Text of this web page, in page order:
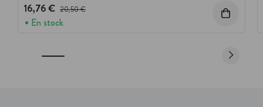
16,76 € Prix avant réduction :
20,50 €
En stock